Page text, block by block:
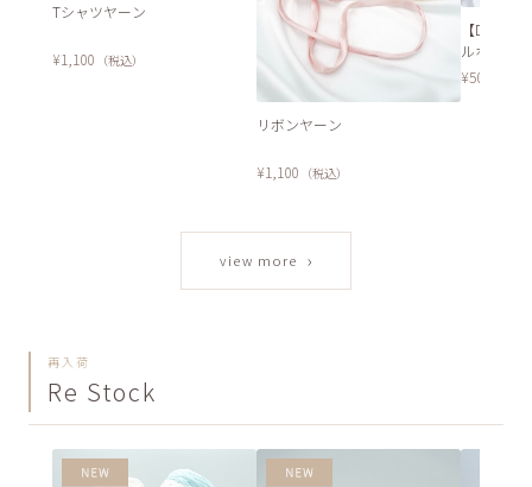
Tシャツヤーン
¥1,100 （税込）
リボンヤーン
¥1,100 （税込）
【DL編
ルホルダー
¥500
view more ›
再入荷
Re Stock